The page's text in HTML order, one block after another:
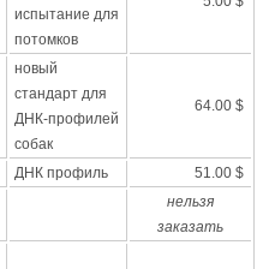
испытание для
потомков
новый
стандарт для
ДНК-профилей
собак
64.00 $
ДНК профиль
51.00 $
нельзя
заказать